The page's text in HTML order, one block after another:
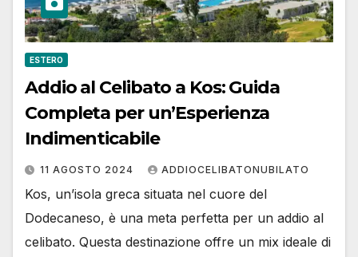
ESTERO
Addio al Celibato a Kos: Guida
Completa per un’Esperienza
Indimenticabile
11 AGOSTO 2024 ADDIOCELIBATONUBILATO
Kos, un’isola greca situata nel cuore del
Dodecaneso, è una meta perfetta per un addio al
celibato. Questa destinazione offre un mix ideale di